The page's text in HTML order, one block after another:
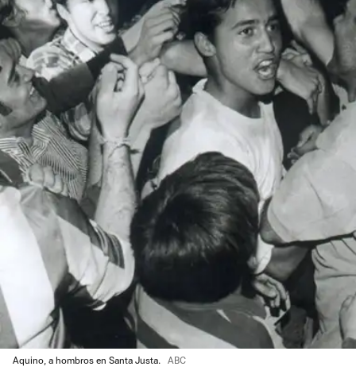
Aquino, a hombros en Santa Justa. ABC